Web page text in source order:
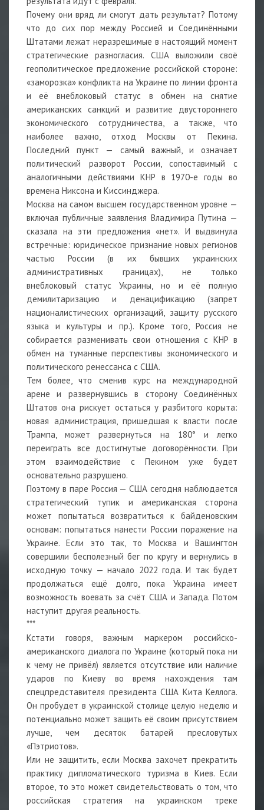
Почему они вряд ли смогут дать результат? Потому
что до сих пор между Россией и Соединёнными
Штатами лежат неразрешимые в настоящий момент
стратегические разногласия. США выложили своё
геополитическое предложение российской стороне:
«заморозка» конфликта на Украине по линии фронта
и её внеблоковый статус в обмен на снятие
американских санкций и развитие двустороннего
экономического сотрудничества, а также, что
наиболее важно, отход Москвы от Пекина.
Последний пункт — самый важный, и означает
политический разворот России, сопоставимый с
аналогичными действиями КНР в 1970-е годы во
времена Никсона и Киссинджера.
Москва на самом высшем государственном уровне —
включая публичные заявления Владимира Путина —
сказала на эти предложения «нет». И выдвинула
встречные: юридическое признание новых регионов
частью России (в их бывших украинских
административных границах), не только
внеблоковый статус Украины, но и её полную
демилитаризацию и денацификацию (запрет
националистических организаций, защиту русского
языка и культуры и пр.). Кроме того, Россия не
собирается разменивать свои отношения с КНР в
обмен на туманные перспективы экономического и
политического ренессанса с США.
Тем более, что сменив курс на международной
арене и развернувшись в сторону Соединённых
Штатов она рискует остаться у разбитого корыта:
новая администрация, пришедшая к власти после
Трампа, может развернуться на 180° и легко
переиграть все достигнутые договорённости. При
этом взаимодействие с Пекином уже будет
основательно разрушено.
Поэтому в паре Россия — США сегодня наблюдается
стратегический тупик и американская сторона
может попытаться возвратиться к байденовским
основам: попытаться нанести России поражение на
Украине. Если это так, то Москва и Вашингтон
совершили бесполезный бег по кругу и вернулись в
исходную точку — начало 2022 года. И так будет
продолжаться ещё долго, пока Украина имеет
возможность воевать за счёт США и Запада. Потом
наступит другая реальность.
***
Кстати говоря, важным маркером российско-
американского диалога по Украине (который пока ни
к чему не привёл) является отсутствие или наличие
ударов по Киеву во время нахождения там
спецпредставителя президента США Кита Келлога.
Он пробудет в украинской столице целую неделю и
потенциально может защить её своим присутствием
лучше, чем десяток батарей пресловутых
«Пэтриотов».
Или не защитить, если Москва захочет прекратить
практику дипломатического туризма в Киев. Если
второе, то это может свидетельствовать о том, что
российская стратегия на украинском треке